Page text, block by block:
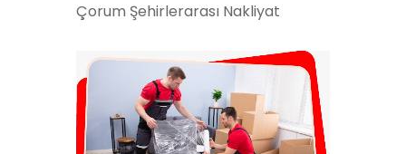
Çorum Şehirlerarası Nakliyat